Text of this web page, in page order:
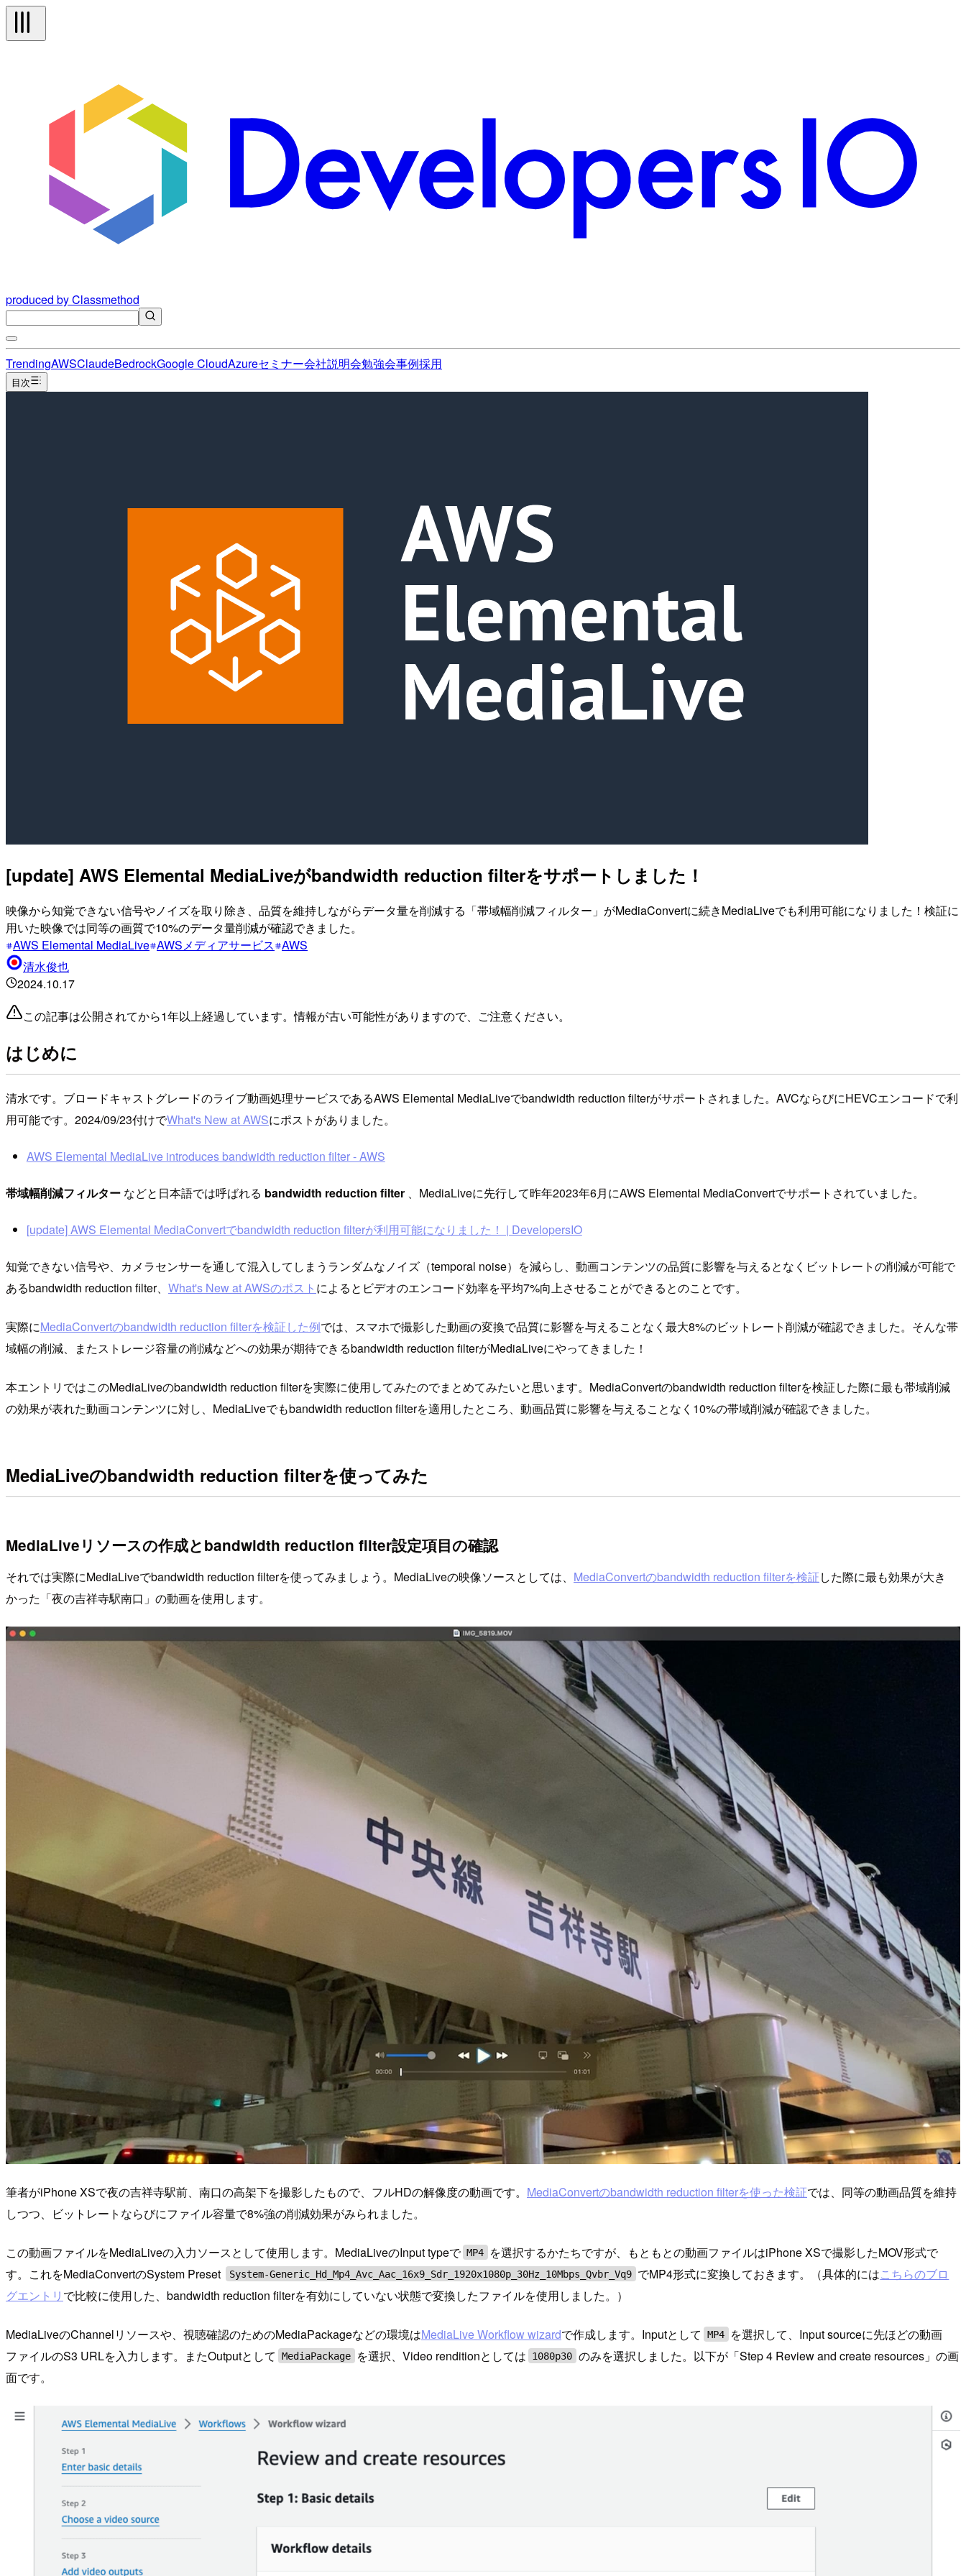
produced by Classmethod
TrendingAWSClaudeBedrockGoogle CloudAzureセミナー会社説明会勉強会事例採用
目次
[update] AWS Elemental MediaLiveがbandwidth reduction filterをサポートしました！
映像から知覚できない信号やノイズを取り除き、品質を維持しながらデータ量を削減する「帯域幅削減フィルター」がMediaConvertに続きMediaLiveでも利用可能になりました！検証に
用いた映像では同等の画質で10%のデータ量削減が確認できました。
AWS Elemental MediaLive AWSメディアサービス AWS
清水俊也
2024.10.17
この記事は公開されてから1年以上経過しています。情報が古い可能性がありますので、ご注意ください。
はじめに
清水です。ブロードキャストグレードのライブ動画処理サービスであるAWS Elemental MediaLiveでbandwidth reduction filterがサポートされました。AVCならびにHEVCエンコードで利
用可能です。2024/09/23付けでWhat's New at AWSにポストがありました。
AWS Elemental MediaLive introduces bandwidth reduction filter - AWS
帯域幅削減フィルター などと日本語では呼ばれる bandwidth reduction filter 、MediaLiveに先行して昨年2023年6月にAWS Elemental MediaConvertでサポートされていました。
[update] AWS Elemental MediaConvertでbandwidth reduction filterが利用可能になりました！ | DevelopersIO
知覚できない信号や、カメラセンサーを通して混入してしまうランダムなノイズ（temporal noise）を減らし、動画コンテンツの品質に影響を与えるとなくビットレートの削減が可能で
あるbandwidth reduction filter、 What's New at AWSのポスト によるとビデオのエンコード効率を平均7%向上させることができるとのことです。
実際にMediaConvertのbandwidth reduction filterを検証した例では、スマホで撮影した動画の変換で品質に影響を与えることなく最大8%のビットレート削減が確認できました。そんな帯
域幅の削減、またストレージ容量の削減などへの効果が期待できるbandwidth reduction filterがMediaLiveにやってきました！
本エントリではこのMediaLiveのbandwidth reduction filterを実際に使用してみたのでまとめてみたいと思います。MediaConvertのbandwidth reduction filterを検証した際に最も帯域削減
の効果が表れた動画コンテンツに対し、MediaLiveでもbandwidth reduction filterを適用したところ、動画品質に影響を与えることなく10%の帯域削減が確認できました。
MediaLiveのbandwidth reduction filterを使ってみた
MediaLiveリソースの作成とbandwidth reduction filter設定項目の確認
それでは実際にMediaLiveでbandwidth reduction filterを使ってみましょう。MediaLiveの映像ソースとしては、 MediaConvertのbandwidth reduction filterを検証した際に最も効果が大き
かった「夜の吉祥寺駅南口」の動画を使用します。
筆者がiPhone XSで夜の吉祥寺駅前、南口の高架下を撮影したもので、フルHDの解像度の動画です。 MediaConvertのbandwidth reduction filterを使った検証では、同等の動画品質を維持
しつつ、ビットレートならびにファイル容量で8%強の削減効果がみられました。
この動画ファイルをMediaLiveの入力ソースとして使用します。MediaLiveのInput typeで MP4
を選択するかたちですが、もともとの動画ファイルはiPhone XSで撮影したMOV形式で
す。これをMediaConvertのSystem Preset
System-Generic_Hd_Mp4_Avc_Aac_16x9_Sdr_1920x1080p_30Hz_10Mbps_Qvbr_Vq9 でMP4形式に変換しておきます。（具体的にはこちらのブロ
グエントリ で比較に使用した、bandwidth reduction filterを有効にしていない状態で変換したファイルを使用しました。）
MediaLiveのChannelリソースや、視聴確認のためのMediaPackageなどの環境はMediaLive Workflow wizardで作成します。Inputとして MP4
を選択して、Input sourceに先ほどの動画
ファイルのS3 URLを入力します。またOutputとして
MediaPackage を選択、Video renditionとしては 1080p30 のみを選択しました。以下が「Step 4 Review and create resources」の画
面です。